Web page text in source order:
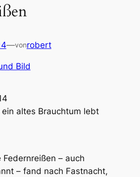
—vonrobert
Bild
ein altes Brauchtum lebt
Federnreißen – auch
– fand nach Fastnacht,